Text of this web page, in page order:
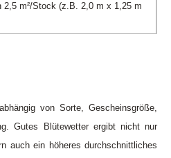
2,5 m²/Stock (z.B. 2,0 m x 1,25 m
von Sorte, Gescheinsgröße,
Gutes Blütewetter ergibt nicht nur
auch ein höheres durchschnittliches